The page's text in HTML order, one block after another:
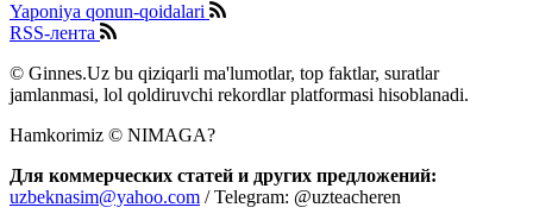
Yaponiya qonun-qoidalari
RSS-лента
© Ginnes.Uz bu qiziqarli ma'lumotlar, top faktlar, suratlar
jamlanmasi, lol qoldiruvchi rekordlar platformasi hisoblanadi.
Hamkorimiz © NIMAGA?
Для коммерческих статей и других предложений:
uzbeknasim@yahoo.com / Telegram: @uzteacheren